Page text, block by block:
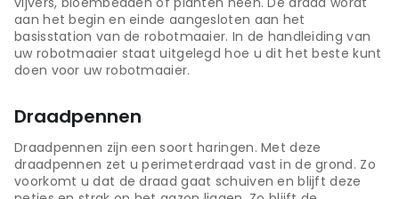
aan het begin en einde aangesloten aan het
basisstation van de robotmaaier. In de handleiding van
uw robotmaaier staat uitgelegd hoe u dit het beste kunt
doen voor uw robotmaaier.
Draadpennen
Draadpennen zijn een soort haringen. Met deze
draadpennen zet u perimeterdraad vast in de grond. Zo
voorkomt u dat de draad gaat schuiven en blijft deze